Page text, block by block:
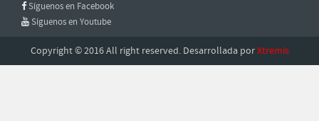
Síguenos en Facebook
Síguenos en Youtube
Copyright © 2016 All right reserved. Desarrollada porXtremis